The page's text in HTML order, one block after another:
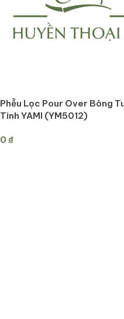
Phễu Lọc Pour Over Bông
Tinh YAMI (YM5012)
0 ₫